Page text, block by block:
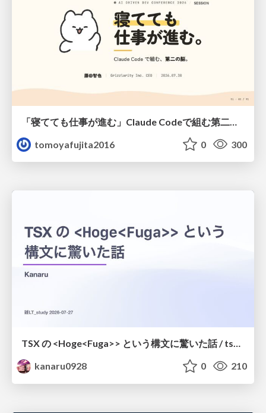
tomoyafujita2016
0 300
TSX の <Hoge<Fuga>> という構文に驚いた話 / tsx-type-argument-syntax
kanaru0928
0 210